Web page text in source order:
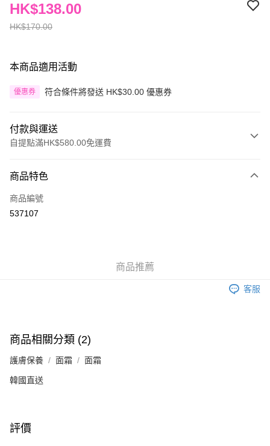
HK$170.00
HK$138.00
本商品適用活動
優惠券 符合條件將發送 HK$30.00 優惠券
付款與運送
自提點滿HK$580.00免運費
信用卡
Apple Pay
相關說明
銀行匯款 請將存款存到以下銀行帳戶，並於存款單據寫上訂單編號後電郵至
eshop@colourmix-cosmetics.com** **我們不會處理沒有提供存款單據的訂
送貨方式
付款後順豐自助櫃取貨
付款後順豐站及營業點取貨
商品特色
商品編號
537107
商品推薦
客服
商品相關分類 (2)
護膚保養 面霜 面霜
韓國直送
評價